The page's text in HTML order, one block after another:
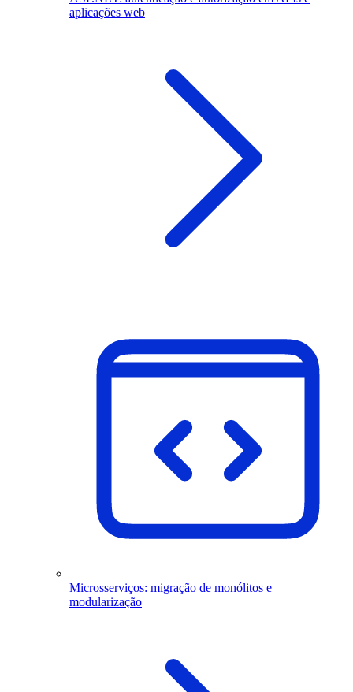
aplicações web
Microsserviços: migração de monólitos e
modularização